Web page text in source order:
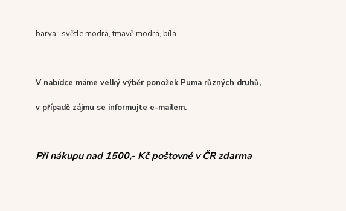
barva : světle modrá, tmavě modrá, bílá
V nabídce máme velký výběr ponožek Puma různých druhů,
v případě zájmu se informujte e-mailem.
Při nákupu nad 1500,- Kč poštovné v ČR zdarma